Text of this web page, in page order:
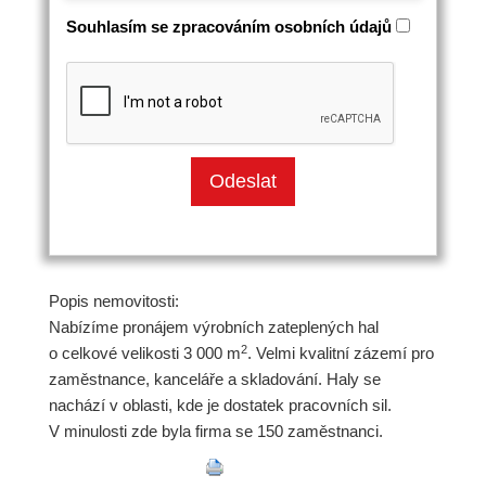
Souhlasím se zpracováním osobních údajů
Popis nemovitosti:
Nabízíme pronájem výrobních zateplených hal
o celkové velikosti 3 000 m2. Velmi kvalitní zázemí pro
zaměstnance, kanceláře a skladování. Haly se
nachází v oblasti, kde je dostatek pracovních sil.
V minulosti zde byla firma se 150 zaměstnanci.